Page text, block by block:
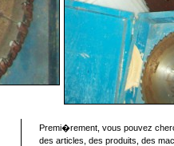
Premi�rement, vous pouvez
des articles, des produits, des